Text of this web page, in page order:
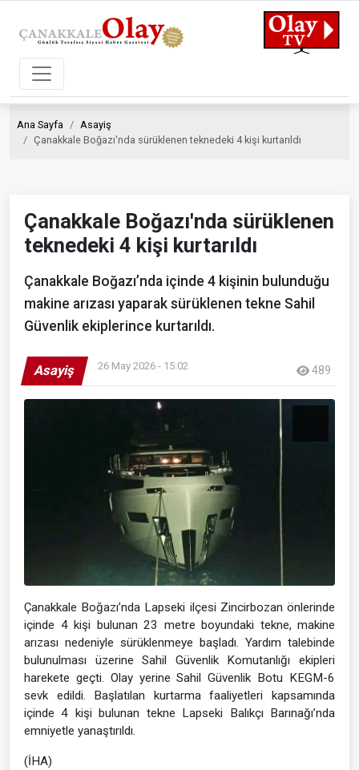
Ana Sayfa
Asayiş
Çanakkale Boğazı'nda sürüklenen teknedeki 4 kişi kurtarıldı
Çanakkale Boğazı'nda sürüklenen
teknedeki 4 kişi kurtarıldı
Çanakkale Boğazı’nda içinde 4 kişinin bulunduğu
makine arızası yaparak sürüklenen tekne Sahil
Güvenlik ekiplerince kurtarıldı.
Asayiş 26 May 2026 - 15:02 489
Çanakkale Boğazı’nda Lapseki ilçesi Zincirbozan önlerinde
içinde 4 kişi bulunan 23 metre boyundaki tekne, makine
arızası nedeniyle sürüklenmeye başladı. Yardım talebinde
bulunulması üzerine Sahil Güvenlik Komutanlığı ekipleri
harekete geçti. Olay yerine Sahil Güvenlik Botu KEGM-6
sevk edildi. Başlatılan kurtarma faaliyetleri kapsamında
içinde 4 kişi bulunan tekne Lapseki Balıkçı Barınağı’nda
emniyetle yanaştırıldı.
(İHA)